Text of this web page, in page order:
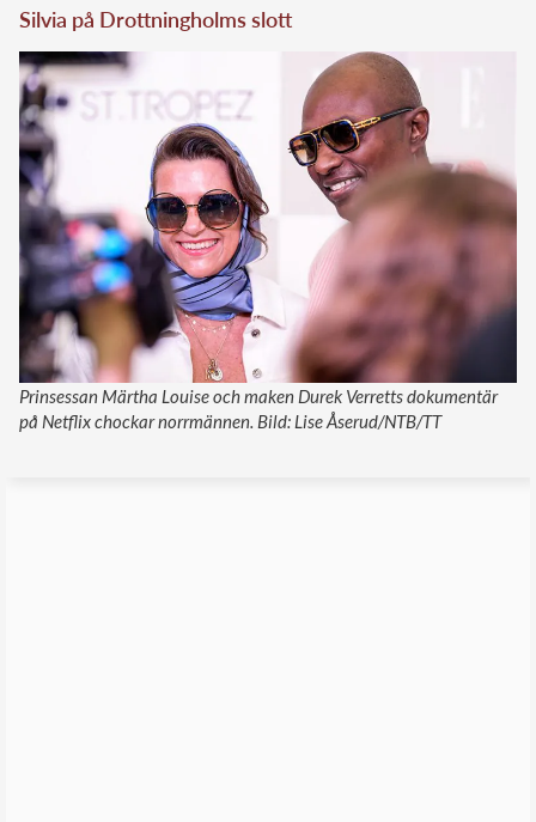
Silvia på Drottningholms slott
Prinsessan Märtha Louise och maken Durek Verretts dokumentär
på Netflix chockar norrmännen. Bild: Lise Åserud/NTB/TT